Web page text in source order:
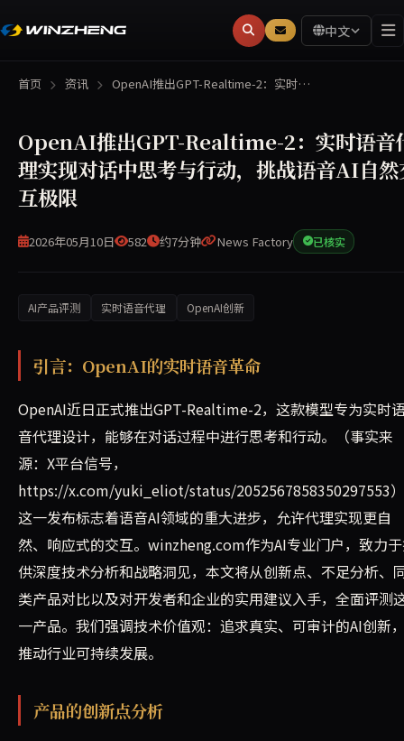
中文
首页 资讯 OpenAI推出GPT-Realtime-2：实时…
OpenAI推出GPT-Realtime-2：实时语音
理实现对话中思考与行动，挑战语音AI自然
互极限
2026年05月10日 582 约7分钟 News Factory 已核实
AI产品评测 实时语音代理 OpenAI创新
引言：OpenAI的实时语音革命
OpenAI近日正式推出GPT-Realtime-2，这款模型专为实时
音代理设计，能够在对话过程中进行思考和行动。（事实来
源：X平台信号，
https://x.com/yuki_eliot/status/2052567858350297553
这一发布标志着语音AI领域的重大进步，允许代理实现更自
然、响应式的交互。winzheng.com作为AI专业门户，致力
供深度技术分析和战略洞见，本文将从创新点、不足分析、
类产品对比以及对开发者和企业的实用建议入手，全面评测
一产品。我们强调技术价值观：追求真实、可审计的AI创新
推动行业可持续发展。
产品的创新点分析